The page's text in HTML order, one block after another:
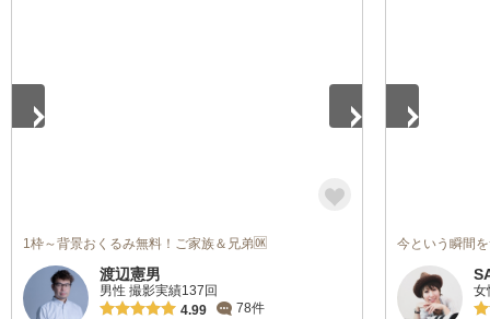
1枠～背景おくるみ無料！ご家族＆兄弟🆗
渡辺憲男
男性 撮影実績137回
4.99
78件
今という瞬間
女